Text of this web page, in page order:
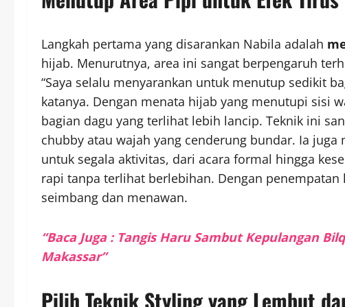
Langkah pertama yang disarankan Nabila adalah
hijab. Menurutnya, area ini sangat berpengaruh
“Saya selalu menyarankan untuk menutup sedikit
katanya. Dengan menata hijab yang menutupi sisi
bagian dagu yang terlihat lebih lancip. Teknik ini
chubby atau wajah yang cenderung bundar. Ia
untuk segala aktivitas, dari acara formal hingga
rapi tanpa terlihat berlebihan. Dengan
seimbang dan menawan.
“Baca Juga : Tangis Haru Sambut Kepulangan
Makassar”
Pilih Teknik Styling yang Lembut